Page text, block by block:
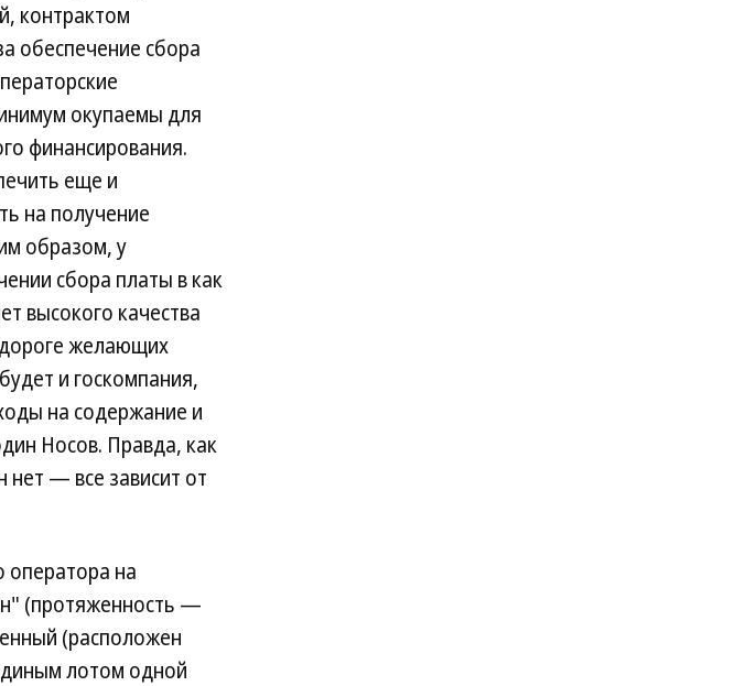
контрактом
обеспечение сбора
окупаемы для
финансирования.
еще и
на получение
образом, у
сбора платы в как
высокого качества
дороге желающих
и госкомпания,
на содержание и
Носов. Правда, как
— все зависит от
оператора на
(протяженность —
(расположен
лотом одной